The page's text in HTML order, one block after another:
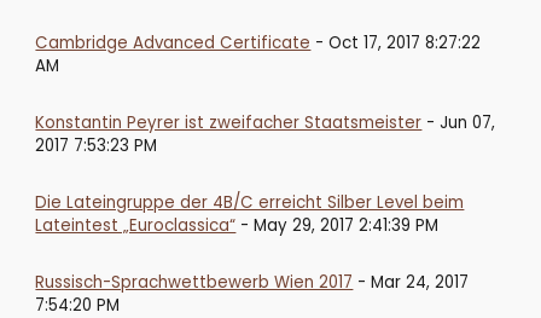
Cambridge Advanced Certificate - Oct 17, 2017 8:27:22
AM
Konstantin Peyrer ist zweifacher Staatsmeister - Jun 07,
2017 7:53:23 PM
Die Lateingruppe der 4B/C erreicht Silber Level beim
Lateintest „Euroclassica“ - May 29, 2017 2:41:39 PM
Russisch-Sprachwettbewerb Wien 2017 - Mar 24, 2017
7:54:20 PM